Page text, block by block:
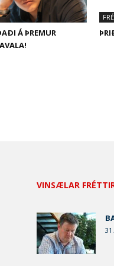
Á ÞREMUR
VINSÆLAR